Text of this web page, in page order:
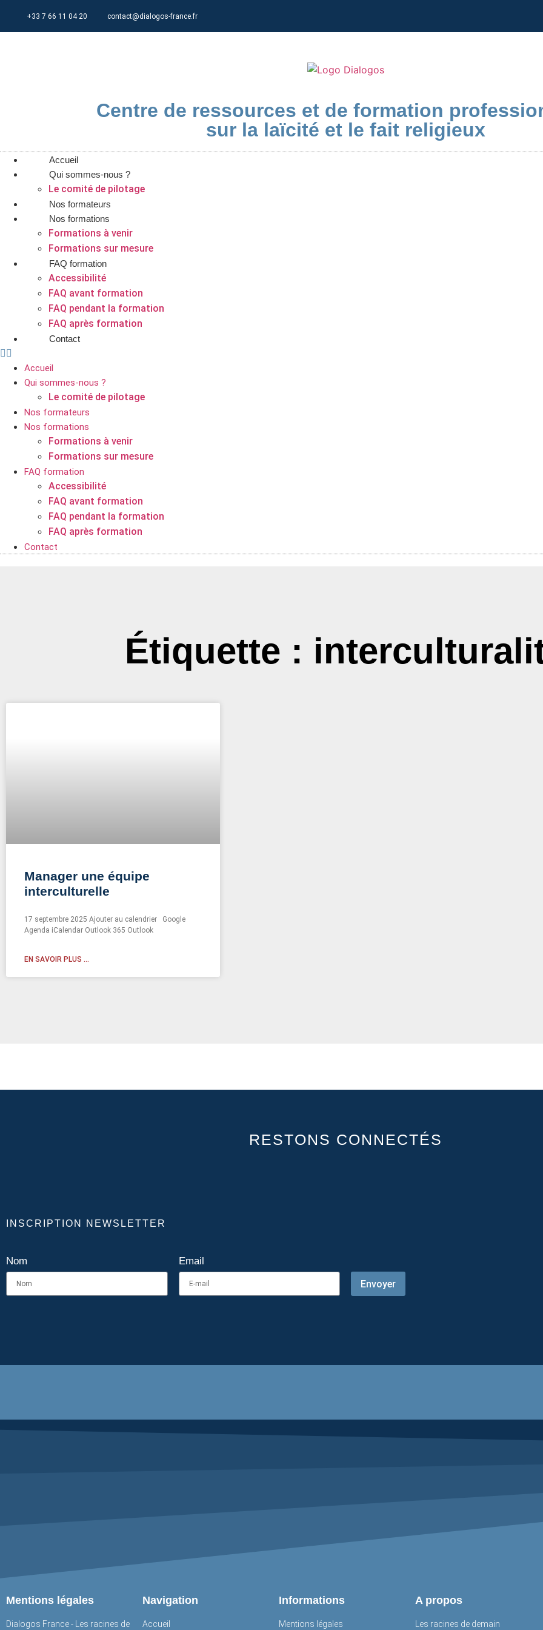
+33 7 66 11 04 20 contact@dialogos-france.fr
Centre de ressources et de formation
sur la laïcité et le fait religieux
Accueil
Qui sommes-nous ?
Le comité de pilotage
Nos formateurs
Nos formations
Formations à venir
Formations sur mesure
FAQ formation
Accessibilité
FAQ avant formation
FAQ pendant la formation
FAQ après formation
Contact
Accueil
Qui sommes-nous ?
Le comité de pilotage
Nos formateurs
Nos formations
Formations à venir
Formations sur mesure
FAQ formation
Accessibilité
FAQ avant formation
FAQ pendant la formation
FAQ après formation
Contact
Étiquette :
Manager une équipe
interculturelle
17 septembre 2025 Ajouter au calendrier Google
Agenda iCalendar Outlook 365 Outlook
EN SAVOIR PLUS ...
RESTONS CONNECTÉS
INSCRIPTION NEWSLETTER
Nom
Email
Envoyer
Mentions légales
Dialogos France - Les racines de
Navigation
Accueil
Informations
Mentions légales
A propos
Les racines de demain